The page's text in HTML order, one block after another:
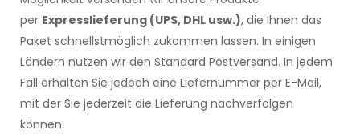
per Expresslieferung (UPS, DHL usw.), die Ihnen das
Paket schnellstmöglich zukommen lassen. In einigen
Ländern nutzen wir den Standard Postversand. In jedem
Fall erhalten Sie jedoch eine Liefernummer per E-Mail,
mit der Sie jederzeit die Lieferung nachverfolgen
können.